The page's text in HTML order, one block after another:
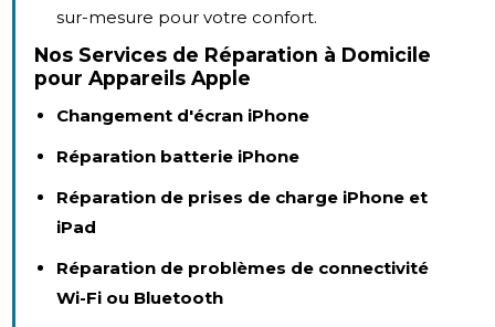
sur-mesure pour votre confort.
Nos Services de Réparation à Domicile
pour Appareils Apple
Changement d'écran iPhone
Réparation batterie iPhone
Réparation de prises de charge iPhone et
iPad
Réparation de problèmes de connectivité
Wi-Fi ou Bluetooth